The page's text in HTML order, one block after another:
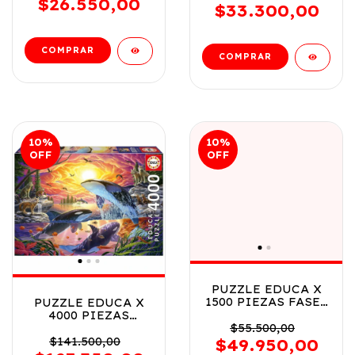
P872H
$26.550,00
P867H
$33.300,00
10%
OFF
PUZZLE EDUCA X
4000 PIEZAS
COD 20259
$141.500,00
10%
OFF
PUZZLE EDUCA X
1500 PIEZAS FASES
20570
$55.500,00
$49.950,00